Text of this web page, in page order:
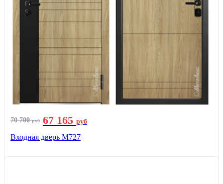
70 700руб 67 165 руб
Входная дверь М727